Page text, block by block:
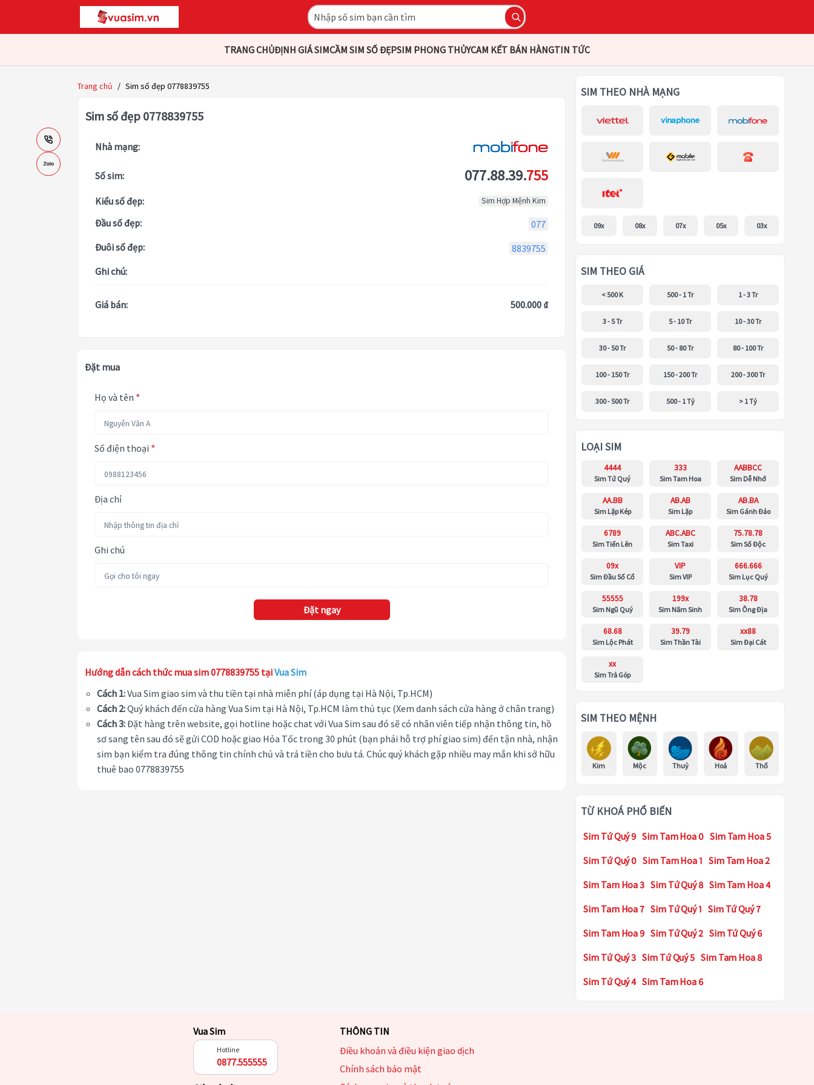
TRANG CHỦĐỊNH GIÁ SIMCẦM SIM SỐ ĐẸPSIM PHONG THỦYCAM KẾT BÁN HÀNGTIN TỨC
Trang chủ / Sim số đẹp 0778839755
Sim số đẹp 0778839755
Nhà mạng:
Số sim: 077.88.39.755
Kiểu số đẹp: Sim Hợp Mệnh Kim
Đầu số đẹp:
077
Đuôi số đẹp:
8839755
Ghi chú:
Giá bán: 500.000 ₫
Đặt mua
Họ và tên *
Số điện thoại *
Địa chỉ
Ghi chú
Đặt ngay
Hướng dẫn cách thức mua sim 0778839755 tạiVua Sim
Cách 1:Vua Sim giao sim và thu tiền tại nhà miễn phí (áp dụng tại Hà Nội, Tp.HCM)
Cách 2:Quý khách đến cửa hàng Vua Sim tại Hà Nội, Tp.HCM làm thủ tục (Xem danh sách cửa hàng ở chân trang)
Cách 3:Đặt hàng trên website, gọi hotline hoặc chat với Vua Sim sau đó sẽ có nhân viên tiếp nhận thông tin, hồ
sơ sang tên sau đó sẽ gửi COD hoặc giao Hỏa Tốc trong 30 phút (bạn phải hỗ trợ phí giao sim) đến tận nhà, nhận
sim bạn kiểm tra đúng thông tin chính chủ và trả tiền cho bưu tá. Chúc quý khách gặp nhiều may mắn khi sở hữu
thuê bao 0778839755
SIM THEO NHÀ MẠNG
09x 08x 07x 05x 03x
SIM THEO GIÁ
< 500 K 500 - 1 Tr 1 - 3 Tr
3 - 5 Tr 5 - 10 Tr 10 - 30 Tr
30 - 50 Tr 50 - 80 Tr 80 - 100 Tr
100 - 150 Tr 150 - 200 Tr 200 - 300 Tr
300 - 500 Tr 500 - 1 Tỷ > 1 Tỷ
LOẠI SIM
4444
Sim Tứ Quý
333
Sim Tam Hoa
AABBCC
Sim Dễ Nhớ
AA.BB
Sim Lặp Kép
AB.AB
Sim Lặp
AB.BA
Sim Gánh Đảo
6789
Sim Tiến Lên
ABC.ABC
Sim Taxi
75.78.78
Sim Số Độc
09x
Sim Đầu Số Cổ
VIP
Sim VIP
666.666
Sim Lục Quý
55555
Sim Ngũ Quý
199x
Sim Năm Sinh
38.78
Sim Ông Địa
68.68
Sim Lộc Phát
39.79
Sim Thần Tài
xx88
Sim Đại Cát
xx
Sim Trả Góp
SIM THEO MỆNH
Kim Mộc Thuỷ Hoả Thổ
TỪ KHOÁ PHỔ BIẾN
Sim Tứ Quý 9 Sim Tam Hoa 0 Sim Tam Hoa 5
Sim Tứ Quý 0 Sim Tam Hoa 1 Sim Tam Hoa 2
Sim Tam Hoa 3 Sim Tứ Quý 8 Sim Tam Hoa 4
Sim Tam Hoa 7 Sim Tứ Quý 1 Sim Tứ Quý 7
Sim Tam Hoa 9 Sim Tứ Quý 2 Sim Tứ Quý 6
Sim Tứ Quý 3 Sim Tứ Quý 5 Sim Tam Hoa 8
Sim Tứ Quý 4 Sim Tam Hoa 6
Vua Sim
Hotline
0877.555555
THÔNG TIN
Điều khoản và điều kiện giao dịch
Chính sách bảo mật